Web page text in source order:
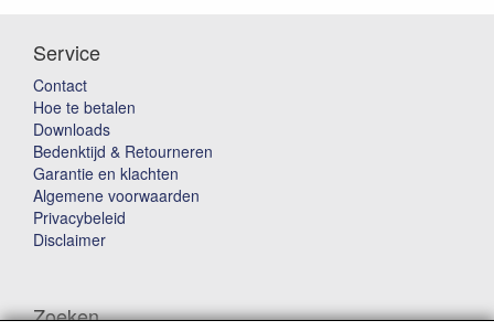
Service
Contact
Hoe te betalen
Downloads
Bedenktijd & Retourneren
Garantie en klachten
Algemene voorwaarden
Privacybeleid
Disclaimer
Zoeken